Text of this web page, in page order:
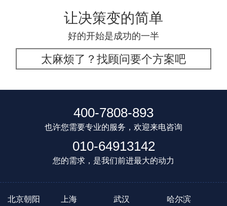
让决策变的简单
好的开始是成功的一半
太麻烦了？找顾问要个方案吧
400-7808-893
也许您需要专业的服务，欢迎来电咨询
010-64913142
您的需求，是我们前进最大的动力
北京朝阳 上海 武汉 哈尔滨